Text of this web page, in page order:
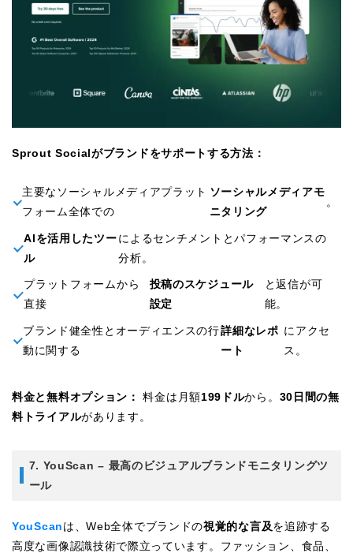
Sprout Socialがブランドをサポートする方法：
主要なソーシャルメディアプラット
フォーム全体での
ソーシャルメディアモ
ニタリング
。
AIを活用したツー
ル
によるセンチメントとパフォーマンスの
分析。
プラットフォームから
直接
投稿のスケジュール
設定
と返信が可
能。
ブランド健全性とオーディエンスの行
動に関する
詳細なレポ
ート
にアクセ
ス。
料金と無料オプション： 料金は月額199ドルから。 30日間の無
料トライアルがあります。
7. YouScan – 最高のビジュアルブランドモニタリングツ
ール
YouScanは、Web全体でブランドの視覚的な言及を追跡する
高度な画像認識技術で際立っています。ファッション、食品、